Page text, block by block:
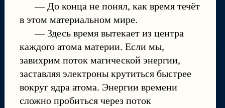
— До конца не понял, как время течёт
в этом материальном мире.
— Здесь время вытекает из центра
каждого атома материи. Если мы,
завихрим поток магической энергии,
заставляя электроны крутиться быстрее
вокруг ядра атома. Энергии времени
сложно пробиться через поток